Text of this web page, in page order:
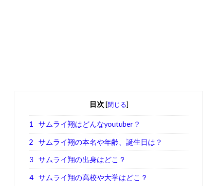
目次 [閉じる]
1 サムライ翔はどんなyoutuber？
2 サムライ翔の本名や年齢、誕生日は？
3 サムライ翔の出身はどこ？
4 サムライ翔の高校や大学はどこ？